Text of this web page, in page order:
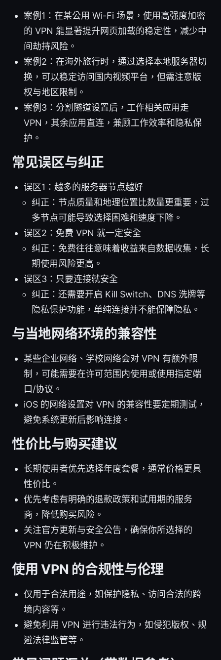
案例1：在某公用 Wi-Fi 场景，使用高强度加密
的 VPN 能显著提升网页加载的稳定性，减少中
间劫持风险。
案例2：在海外旅行时，通过选择本地服务器切
换，可以稳定访问国内视频平台，但需注意版
权与地区限制。
案例3：分割隧道设置后，工作相关应用走
VPN，其余应用直连，兼顾工作效率和隐私保
护。
常见误区与纠正
误区1：越多的服务器节点越好
纠正：节点质量和地理位置比数量更重要，过
多节点可能导致选择困难和速度下降。
误区2：免费 VPN 就一定安全
纠正：免费往往意味着收益来自数据收集，长
期使用风险更高。
误区3：只要连接就安全
纠正：还需要开启 Kill Switch、DNS 洗牌等
隐私保护功能，单纯连接并不能保障隐私。
与当地网络环境的兼容性
某些企业网络、学校网络会对 VPN 有额外限
制，可能需要在许可范围内使用或使用指定端
口/协议。
iOS 的网络设置对 VPN 的兼容性要定期测试，
避免系统更新后影响连接。
性价比与购买建议
长期使用者优先选择年度套餐，通常价格更具
性价比。
优先考虑有明确的退款政策和试用期的服务
商，降低购买风险。
关注官方更新与安全公告，确保你所选择的
VPN 仍在积极维护。
使用 VPN 的合规性与伦理
仅用于合法用途，如保护隐私、访问合法的跨
境内容等。
避免利用 VPN 进行违法行为，如侵犯版权、规
避法律监管等。